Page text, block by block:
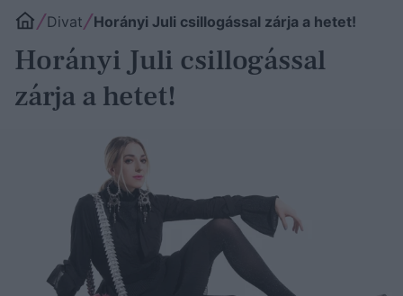
Divat Horányi Juli csillogással zárja a hetet!
Horányi Juli csillogással
zárja a hetet!